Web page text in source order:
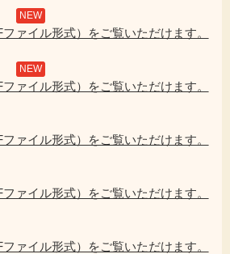
ニ
を
NEW
ァイル形式）をご覧いただけます。
NEW
ァイル形式）をご覧いただけます。
ァイル形式）をご覧いただけます。
ァイル形式）をご覧いただけます。
ァイル形式）をご覧いただけます。